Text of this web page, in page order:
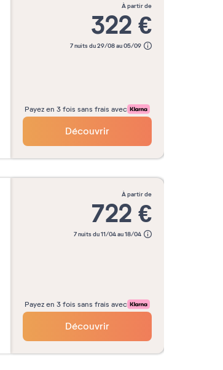
à partir de
322 €
7 nuits du 29/08 au 05/09
Payez en 3 fois sans frais avec
Découvrir
à partir de
722 €
7 nuits du 11/04 au 18/04
Payez en 3 fois sans frais avec
Découvrir